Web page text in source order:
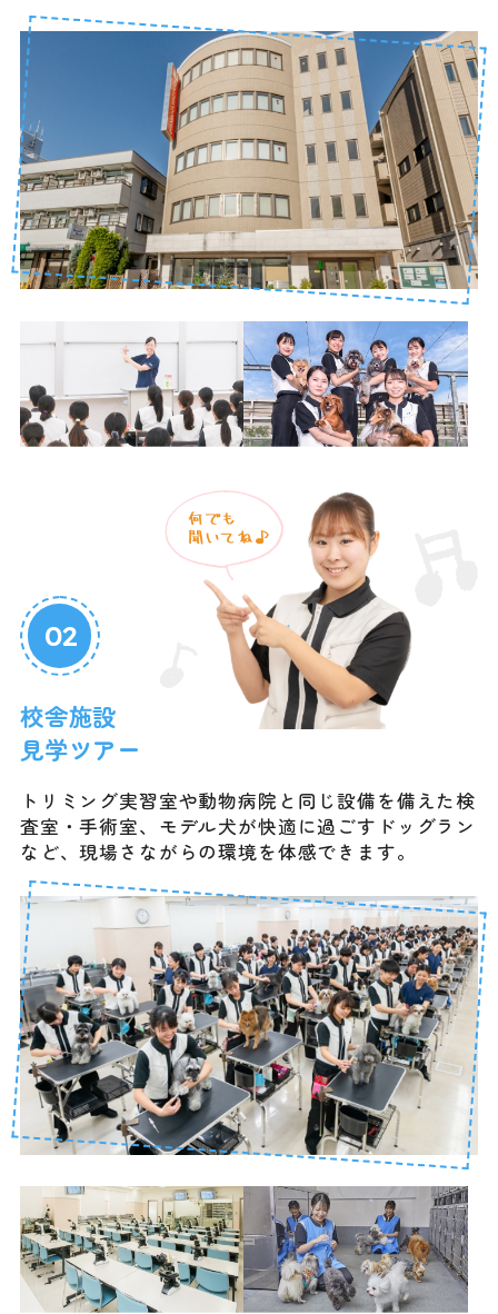
02
校舎施設
見学ツアー
トリミング実習室や動物病院と同じ設備を備えた検
査室・手術室、モデル犬が快適に過ごすドッグラン
など、現場さながらの環境を体感できます。